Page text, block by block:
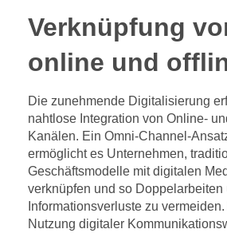
Verknüpfung
online und
Die zunehmende Digitalisierung
nahtlose Integration von Online-
Kanälen. Ein Omni-Channel-
ermöglicht es Unternehmen,
Geschäftsmodelle mit digitalen
verknüpfen und so Doppelarbeiten
Informationsverluste zu
Nutzung digitaler